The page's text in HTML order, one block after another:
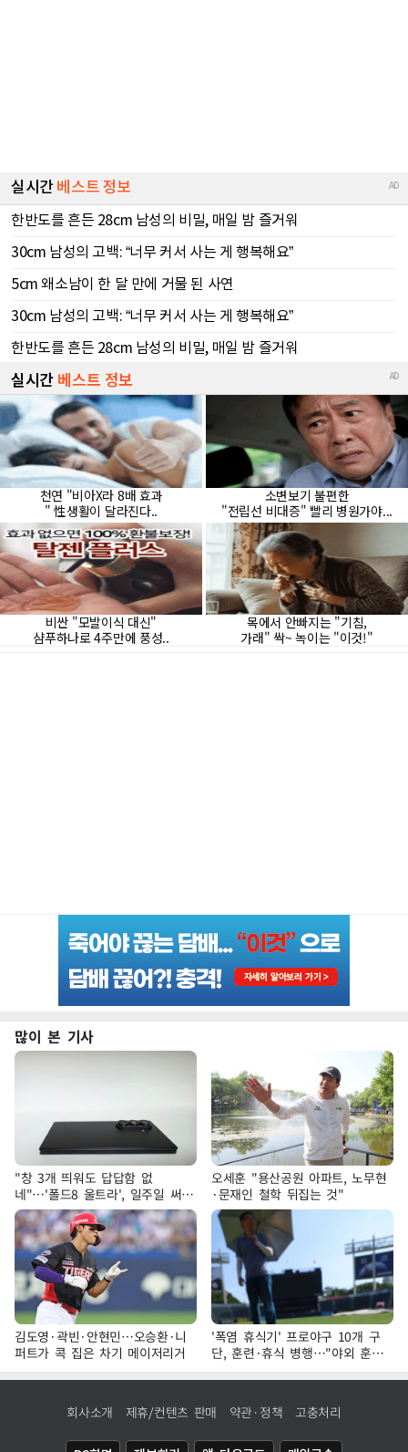
많이 본 기사
"창 3개 띄워도 답답함 없
네"…'폴드8 울트라', 일주일 써보
니
오세훈 "용산공원 아파트, 노무현
·문재인 철학 뒤집는 것"
김도영·곽빈·안현민…오승환·니
퍼트가 콕 집은 차기 메이저리거
'폭염 휴식기' 프로야구 10개 구
단, 훈련·휴식 병행…"야외 훈련
해도 안전 최우선"
회사소개 제휴/컨텐츠 판매 약관·정책 고충처리